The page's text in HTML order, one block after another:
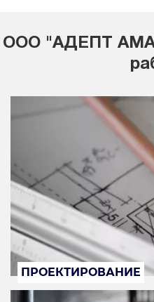
ООО "АДЕПТ
ПРОЕКТИРОВАНИЕ